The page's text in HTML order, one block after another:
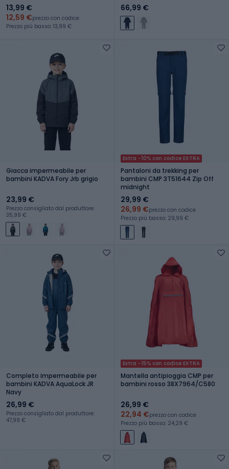
13,99 €
12,59 €prezzo con codice
Prezzo più basso: 13,99 €
66,99 €
Giacca impermeabile per
bambini KADVA Fory Jrb grigio
23,99 €
Prezzo consigliato dal produttore:
35,99 €
Extra -10% con codice EXTRA
Pantaloni da trekking per
bambini CMP 3T51644 Zip Off
midnight
29,99 €
26,99 €prezzo con codice
Prezzo più basso: 29,99 €
Completo impermeabile per
bambini KADVA AquaLock JR
Navy
26,99 €
Prezzo consigliato dal produttore:
47,99 €
Extra -15% con codice EXTRA
Mantella antipioggia CMP per
bambini rosso 38X7964/C580
26,99 €
22,94 €prezzo con codice
Prezzo più basso: 24,29 €